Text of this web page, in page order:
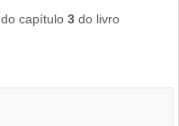
do capítulo 3 do livro